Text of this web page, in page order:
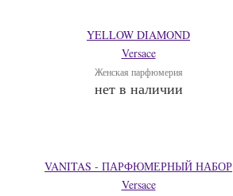
YELLOW DIAMOND
Versace
Женская парфюмерия
нет в наличии
VANITAS - ПАРФЮМЕРНЫЙ НАБОР
Versace